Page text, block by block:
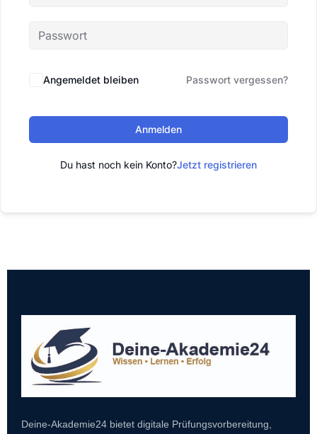
Angemeldet bleiben Passwort vergessen?
Anmelden
Du hast noch kein Konto?Jetzt registrieren
Deine-Akademie24 bietet digitale Prüfungsvorbereitung,